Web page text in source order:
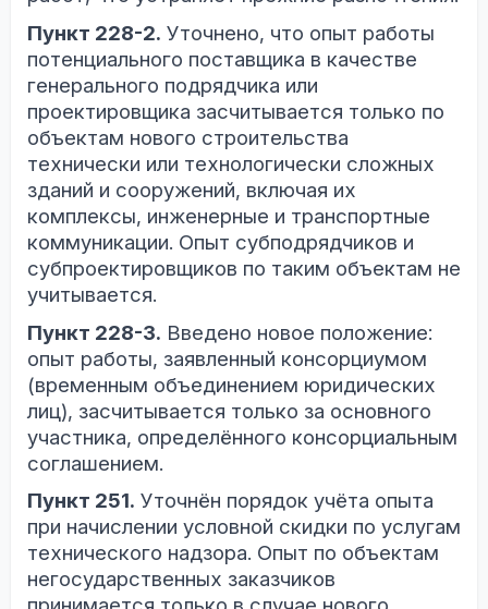
Пункт 228-2. Уточнено, что опыт работы
потенциального поставщика в качестве
генерального подрядчика или
проектировщика засчитывается только по
объектам нового строительства
технически или технологически сложных
зданий и сооружений, включая их
комплексы, инженерные и транспортные
коммуникации. Опыт субподрядчиков и
субпроектировщиков по таким объектам не
учитывается.
Пункт 228-3. Введено новое положение:
опыт работы, заявленный консорциумом
(временным объединением юридических
лиц), засчитывается только за основного
участника, определённого консорциальным
соглашением.
Пункт 251. Уточнён порядок учёта опыта
при начислении условной скидки по услугам
технического надзора. Опыт по объектам
негосударственных заказчиков